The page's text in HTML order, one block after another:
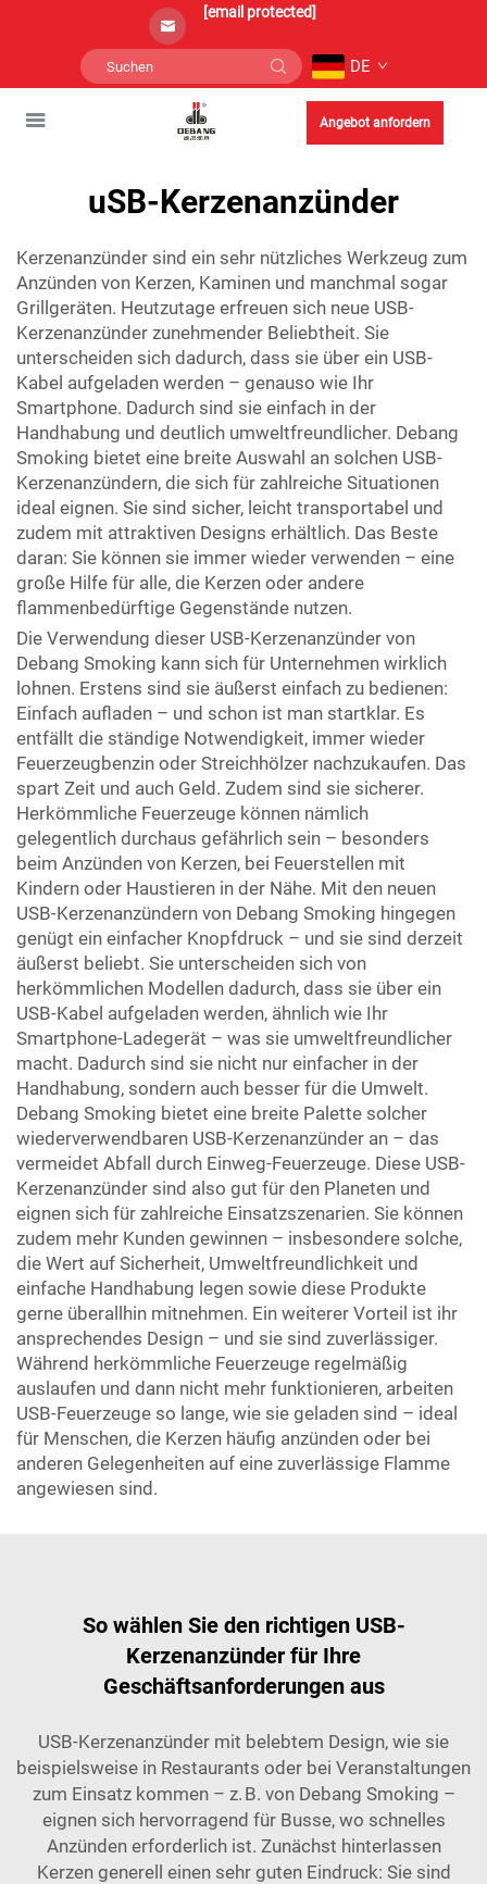
[email protected]
DE
Angebot anfordern
uSB-Kerzenanzünder
Kerzenanzünder sind ein sehr nützliches Werkzeug zum
Anzünden von Kerzen, Kaminen und manchmal sogar
Grillgeräten. Heutzutage erfreuen sich neue USB-
Kerzenanzünder zunehmender Beliebtheit. Sie
unterscheiden sich dadurch, dass sie über ein USB-
Kabel aufgeladen werden – genauso wie Ihr
Smartphone. Dadurch sind sie einfach in der
Handhabung und deutlich umweltfreundlicher. Debang
Smoking bietet eine breite Auswahl an solchen USB-
Kerzenanzündern, die sich für zahlreiche Situationen
ideal eignen. Sie sind sicher, leicht transportabel und
zudem mit attraktiven Designs erhältlich. Das Beste
daran: Sie können sie immer wieder verwenden – eine
große Hilfe für alle, die Kerzen oder andere
flammenbedürftige Gegenstände nutzen.
Die Verwendung dieser USB-Kerzenanzünder von
Debang Smoking kann sich für Unternehmen wirklich
lohnen. Erstens sind sie äußerst einfach zu bedienen:
Einfach aufladen – und schon ist man startklar. Es
entfällt die ständige Notwendigkeit, immer wieder
Feuerzeugbenzin oder Streichhölzer nachzukaufen. Das
spart Zeit und auch Geld. Zudem sind sie sicherer.
Herkömmliche Feuerzeuge können nämlich
gelegentlich durchaus gefährlich sein – besonders
beim Anzünden von Kerzen, bei Feuerstellen mit
Kindern oder Haustieren in der Nähe. Mit den neuen
USB-Kerzenanzündern von Debang Smoking hingegen
genügt ein einfacher Knopfdruck – und sie sind derzeit
äußerst beliebt. Sie unterscheiden sich von
herkömmlichen Modellen dadurch, dass sie über ein
USB-Kabel aufgeladen werden, ähnlich wie Ihr
Smartphone-Ladegerät – was sie umweltfreundlicher
macht. Dadurch sind sie nicht nur einfacher in der
Handhabung, sondern auch besser für die Umwelt.
Debang Smoking bietet eine breite Palette solcher
wiederverwendbaren USB-Kerzenanzünder an – das
vermeidet Abfall durch Einweg-Feuerzeuge. Diese USB-
Kerzenanzünder sind also gut für den Planeten und
eignen sich für zahlreiche Einsatzszenarien. Sie können
zudem mehr Kunden gewinnen – insbesondere solche,
die Wert auf Sicherheit, Umweltfreundlichkeit und
einfache Handhabung legen sowie diese Produkte
gerne überallhin mitnehmen. Ein weiterer Vorteil ist ihr
ansprechendes Design – und sie sind zuverlässiger.
Während herkömmliche Feuerzeuge regelmäßig
auslaufen und dann nicht mehr funktionieren, arbeiten
USB-Feuerzeuge so lange, wie sie geladen sind – ideal
für Menschen, die Kerzen häufig anzünden oder bei
anderen Gelegenheiten auf eine zuverlässige Flamme
angewiesen sind.
So wählen Sie den richtigen USB-
Kerzenanzünder für Ihre
Geschäftsanforderungen aus
USB-Kerzenanzünder mit belebtem Design, wie sie
beispielsweise in Restaurants oder bei Veranstaltungen
zum Einsatz kommen – z. B. von Debang Smoking –
eignen sich hervorragend für Busse, wo schnelles
Anzünden erforderlich ist. Zunächst hinterlassen
Kerzen generell einen sehr guten Eindruck: Sie sind